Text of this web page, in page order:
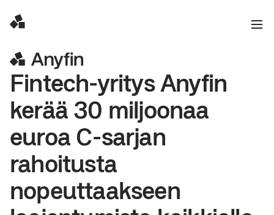
Fintech-yritys Anyfin
kerää 30 miljoonaa
euroa C-sarjan
rahoitusta
nopeuttaakseen